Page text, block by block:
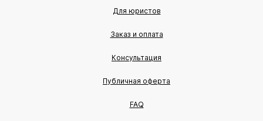
Для юристов
Заказ и оплата
Консультация
Публичная оферта
FAQ